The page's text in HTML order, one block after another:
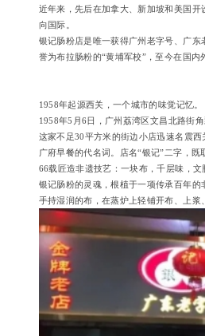
近年来，先后在加拿大、新加坡和美国
向国际。
银记肠粉店是唯一获得广州老字号、广
誉为布拉肠粉的“黄埔军校”，至今在国内
1958年起源西关，一个城市的味觉记忆。
1958年5月6日，广州荔湾区文昌北路街
这家不足30平方米的街边小店迅速名震
广府早餐的代名词。店名“银记”二字，
66载匠造非遗技艺：一块布，千层味，文
银记肠粉的灵魂，根植于一项传承百年
手持湿润的布，在蒸炉上轻铺开布、上